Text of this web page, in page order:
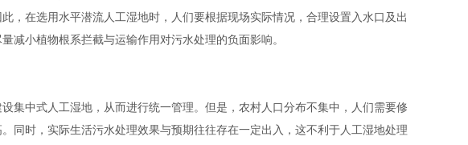
，在选用水平潜流人工湿地时，人们要根据现场实际情况，合理设置入水口及出
减小植物根系拦截与运输作用对污水处理的负面影响。
集中式人工湿地，从而进行统一管理。但是，农村人口分布不集中，人们需要修
同时，实际生活污水处理效果与预期往往存在一定出入，这不利于人工湿地处理